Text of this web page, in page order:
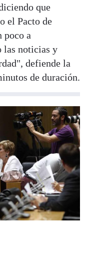
que
el Pacto de
poco a
las noticias y
defiende la
de duración.